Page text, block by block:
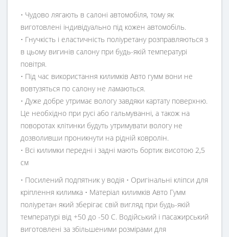
• Чудово лягають в салоні автомобіля, тому як
виготовлені індивідуально під кожен автомобіль.
• Гнучкість і еластичність поліуретану розправляються з
в цьому вигинів салону при будь-якій температурі
повітря.
• Під час використання килимків Авто гумм вони не
вовтузяться по салону не ламаються.
• Дуже добре утримає вологу завдяки картату поверхню.
Це необхідно при русі або гальмуванні, а також на
поворотах клітинки будуть утримувати вологу не
дозволивши проникнути на рідній ковролін.
• Всі килимки передні і задні мають бортик висотою 2,5
см
• Посилений подпятник у водія • Оригінальні кліпси для
кріплення килимка • Матеріал килимків Авто Гумм
поліуретан який зберігає свій вигляд при будь-якій
температурі від +50 до -50 С. Водійський і пасажирський
виготовлені за збільшеними розмірами для